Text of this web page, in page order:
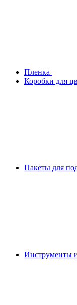
Плeнка
Коробки для
Пакеты для
Инструменты